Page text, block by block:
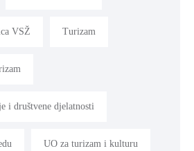
VSŽ Turizam
i društvene djelatnosti
UO za turizam i kulturu